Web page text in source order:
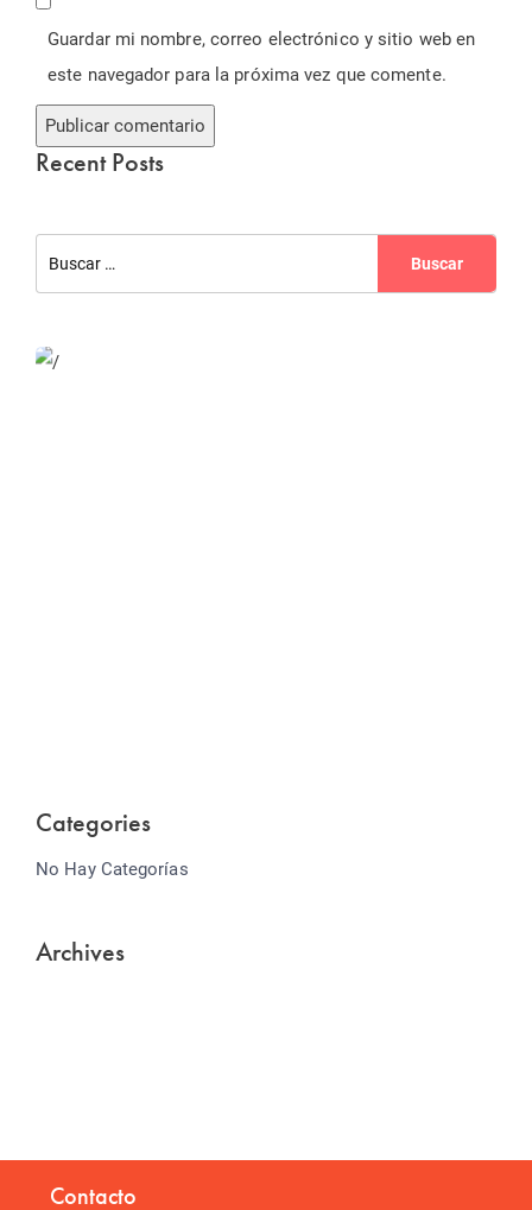
Guardar mi nombre, correo electrónico y sitio web en
este navegador para la próxima vez que comente.
Recent Posts
Categories
No Hay Categorías
Archives
Contacto